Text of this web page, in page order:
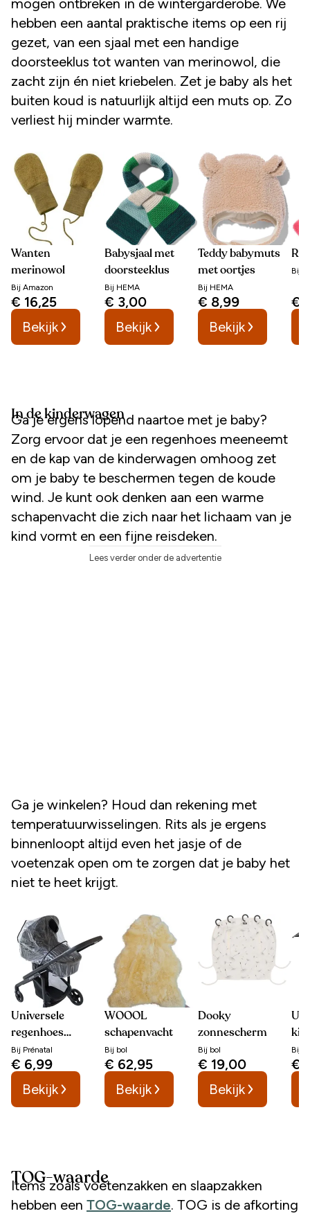
hebben een aantal praktische items op een rij
gezet, van een sjaal met een handige
doorsteeklus tot wanten van merinowol, die
zacht zijn én niet kriebelen. Zet je baby als het
buiten koud is natuurlijk altijd een muts op. Zo
verliest hij minder warmte.
Wanten
merinowol
Bij Amazon
€ 16,25
Bekijk
Babysjaal met
doorsteeklus
Bij HEMA
€ 3,00
Bekijk
Teddy babymuts
met oortjes
Bij HEMA
€ 8,99
Bekijk
Bij
€
In de kinderwagen
Ga je ergens lopend naartoe met je baby?
Zorg ervoor dat je een regenhoes meeneemt
en de kap van de kinderwagen omhoog zet
om je baby te beschermen tegen de koude
wind. Je kunt ook denken aan een warme
schapenvacht die zich naar het lichaam van je
kind vormt en een fijne reisdeken.
Lees verder onder de advertentie
Ga je winkelen? Houd dan rekening met
temperatuurwisselingen. Rits als je ergens
binnenloopt altijd even het jasje of de
voetenzak open om te zorgen dat je baby het
niet te heet krijgt.
Universele
regenhoes
kinderwagen
Bij Prénatal
€ 6,99
Bekijk
WOOOL
schapenvacht
Bij bol
€ 62,95
Bekijk
Dooky
zonnescherm
Bij bol
€ 19,00
Bekijk
Bij
€
TOG-waarde
Items zoals voetenzakken en slaapzakken
hebben een TOG-waarde. TOG is de afkorting